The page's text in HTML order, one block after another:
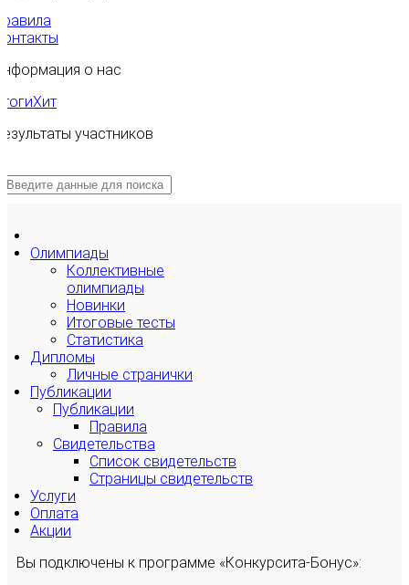
о нас
Хит
участников
Олимпиады
Коллективные
олимпиады
Новинки
Итоговые тесты
Статистика
Дипломы
Личные странички
Публикации
Публикации
Правила
Свидетельства
Список свидетельств
Страницы свидетельств
Услуги
Оплата
Акции
Вы подключены к программе «Конкурсита-Бонус»: